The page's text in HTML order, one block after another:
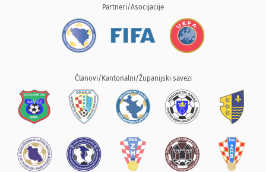
Partneri/Asocijacije
Članovi/Kantonalni/Županijski savezi